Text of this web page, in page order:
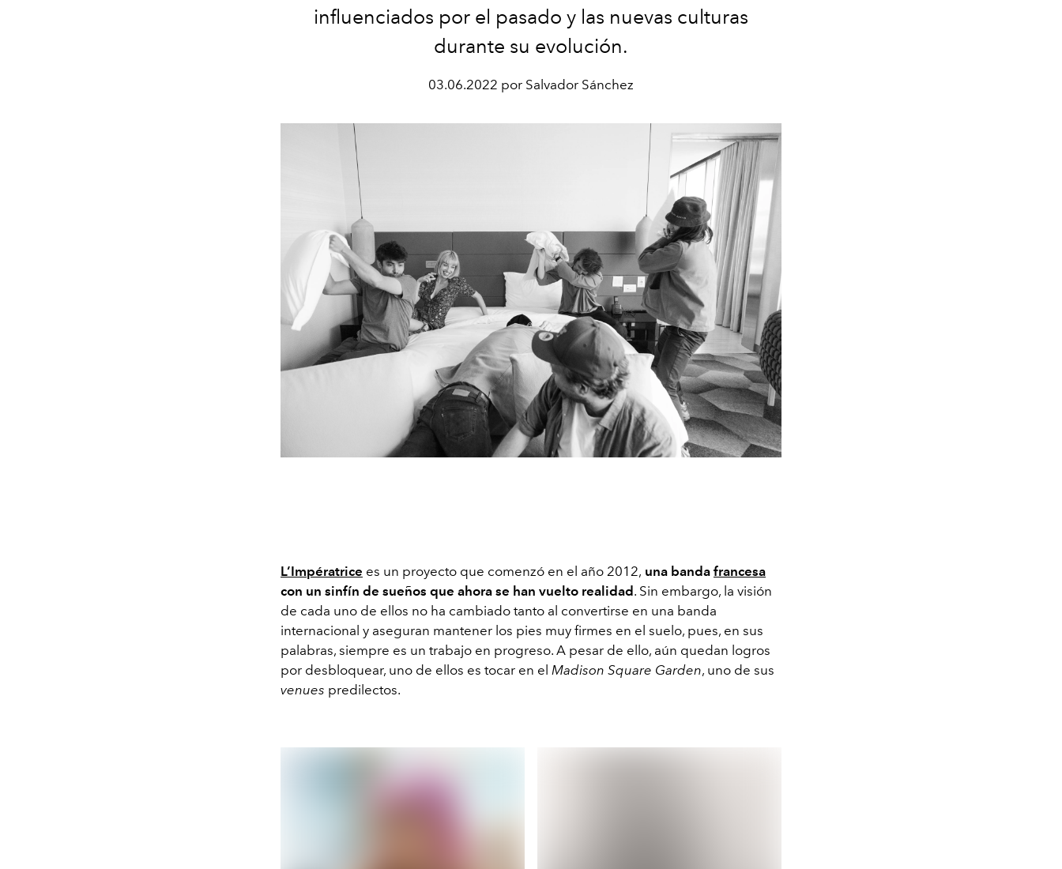
influenciados por el pasado y las nuevas culturas
durante su evolución.
03.06.2022 por Salvador Sánchez
L’Impératrice es un proyecto que comenzó en el año 2012, una banda francesa
con un sinfín de sueños que ahora se han vuelto realidad. Sin embargo, la visión
de cada uno de ellos no ha cambiado tanto al convertirse en una banda
internacional y aseguran mantener los pies muy firmes en el suelo, pues, en sus
palabras, siempre es un trabajo en progreso. A pesar de ello, aún quedan logros
por desbloquear, uno de ellos es tocar en el Madison Square Garden, uno de sus
venues predilectos.